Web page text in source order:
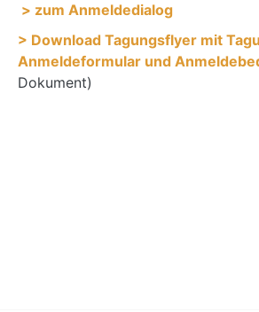
> zum Anmeldedialog
> Download Tagungsflyer mit
Anmeldeformular und
Dokument)